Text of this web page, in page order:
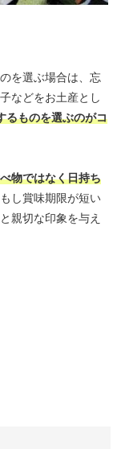
を選ぶ場合は、忘
などをお土産とし
るものを選ぶのがコ
物ではなく日持ち
し賞味期限が短い
親切な印象を与え